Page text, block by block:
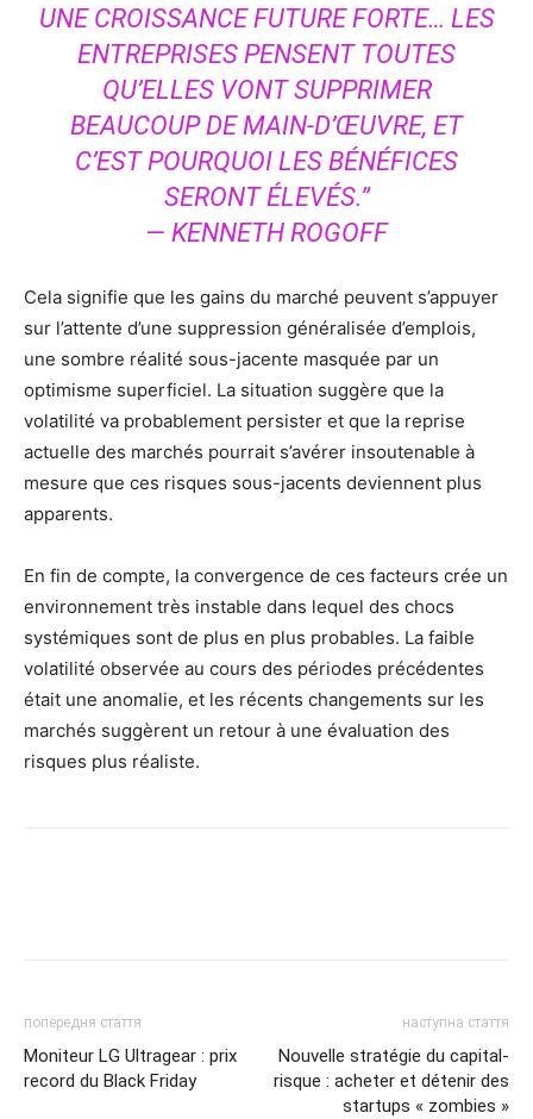
UNE CROISSANCE FUTURE FORTE… LES
ENTREPRISES PENSENT TOUTES
QU’ELLES VONT SUPPRIMER
BEAUCOUP DE MAIN-D’ŒUVRE, ET
C’EST POURQUOI LES BÉNÉFICES
SERONT ÉLEVÉS.”
— KENNETH ROGOFF
Cela signifie que les gains du marché peuvent s’appuyer
sur l’attente d’une suppression généralisée d’emplois,
une sombre réalité sous-jacente masquée par un
optimisme superficiel. La situation suggère que la
volatilité va probablement persister et que la reprise
actuelle des marchés pourrait s’avérer insoutenable à
mesure que ces risques sous-jacents deviennent plus
apparents.
En fin de compte, la convergence de ces facteurs crée un
environnement très instable dans lequel des chocs
systémiques sont de plus en plus probables. La faible
volatilité observée au cours des périodes précédentes
était une anomalie, et les récents changements sur les
marchés suggèrent un retour à une évaluation des
risques plus réaliste.
попередня стаття
Moniteur LG Ultragear : prix
record du Black Friday
наступна стаття
Nouvelle stratégie du capital-
risque : acheter et détenir des
startups « zombies »